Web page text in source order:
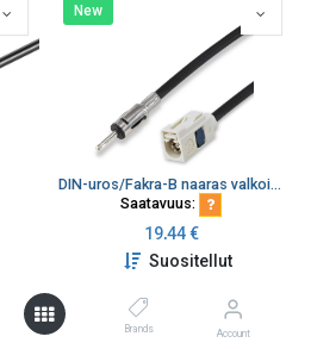
Suositellut
Brands Account
New
DIN-uros/Fakra-B naaras valkoinen RG58
Saatavuus:
19,44€